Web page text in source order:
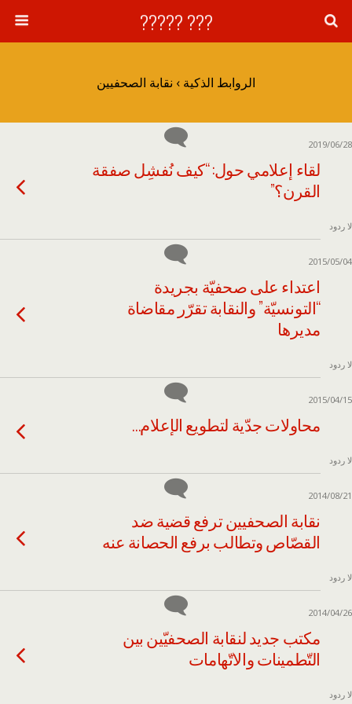
??? ?????
الروابط الذكية › نقابة الصحفيين
2019/06/28
لقاء إعلامي حول: “كيف نُفشِل صفقة
القرن؟”
لا ردود
2015/05/04
اعتداء على صحفيّة بجريدة
“التونسيّة” والنقابة تقرّر مقاضاة
مديرها
لا ردود
2015/04/15
محاولات جدّية لتطويع الإعلام…
لا ردود
2014/08/21
نقابة الصحفيين ترفع قضية ضد
القصّاص وتطالب برفع الحصانة عنه
لا ردود
2014/04/26
مكتب جديد لنقابة الصحفيّين بين
التّطمينات والاتّهامات
لا ردود